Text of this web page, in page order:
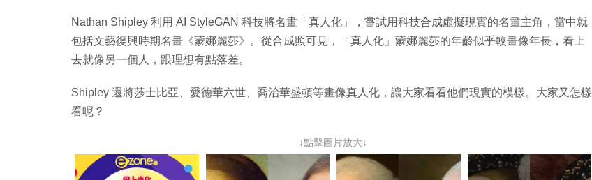
Nathan Shipley 利用 AI StyleGAN 科技將名畫「真人化」，嘗試用科技合成虛擬現實的名畫主角，當中就
包括文藝復興時期名畫《蒙娜麗莎》。從合成照可見，「真人化」蒙娜麗莎的年齡似乎較畫像年長，看上
去就像另一個人，跟理想有點落差。
Shipley 還將莎士比亞、愛德華六世、喬治華盛頓等畫像真人化，讓大家看看他們現實的模樣。大家又怎樣
看呢？
↓點擊圖片放大↓